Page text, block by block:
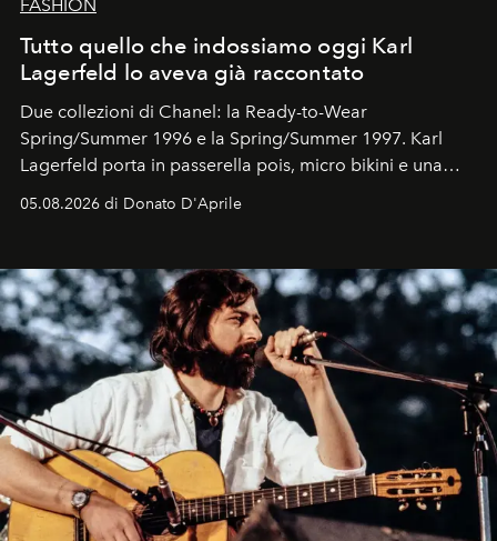
FASHION
Tutto quello che indossiamo oggi Karl
Lagerfeld lo aveva già raccontato
Due collezioni di Chanel: la Ready-to-Wear
Spring/Summer 1996 e la Spring/Summer 1997. Karl
Lagerfeld porta in passerella pois, micro bikini e una
Kate, Claudia e Carla una dietro l'altra. Trent'anni dopo,
uno dei documenti più contemporanei che abbiamo.
05.08.2026 di Donato D'Aprile